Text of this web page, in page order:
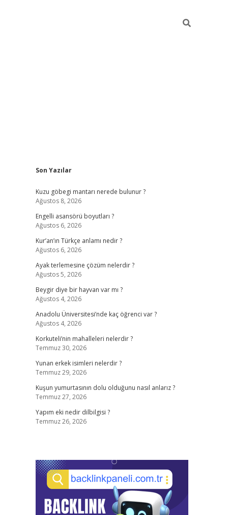
Sidebar
Son Yazılar
Kuzu göbegi mantarı nerede bulunur ?
Ağustos 8, 2026
Engelli asansörü boyutları ?
Ağustos 6, 2026
Kur’an’ın Türkçe anlamı nedir ?
Ağustos 6, 2026
Ayak terlemesine çözüm nelerdir ?
Ağustos 5, 2026
Beygir diye bir hayvan var mı ?
Ağustos 4, 2026
Anadolu Üniversitesi’nde kaç öğrenci var ?
Ağustos 4, 2026
Korkuteli’nin mahalleleri nelerdir ?
Temmuz 30, 2026
Yunan erkek isimleri nelerdir ?
Temmuz 29, 2026
Kuşun yumurtasının dolu olduğunu nasıl anlarız ?
Temmuz 27, 2026
Yapım eki nedir dilbilgisi ?
Temmuz 26, 2026